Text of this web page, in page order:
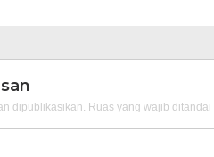
dipublikasikan. Ruas yang wajib ditandai